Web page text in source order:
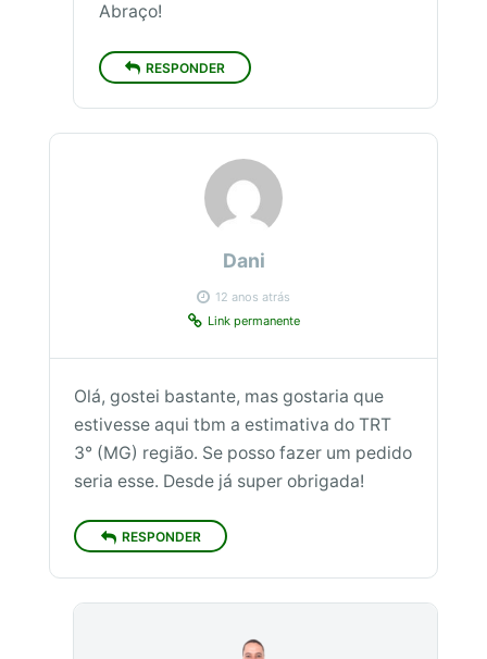
Abraço!
RESPONDER
Dani
12 anos atrás
Link permanente
Olá, gostei bastante, mas gostaria que
estivesse aqui tbm a estimativa do TRT
3° (MG) região. Se posso fazer um pedido
seria esse. Desde já super obrigada!
RESPONDER